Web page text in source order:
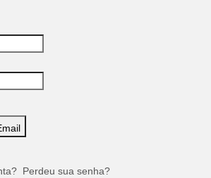
Perdeu sua senha?